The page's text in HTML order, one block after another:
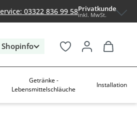
03322 836 99 58Privatkunde
inkl. MwSt.
Shopinfo
Getränke -
Lebensmittelschläuche
Installation